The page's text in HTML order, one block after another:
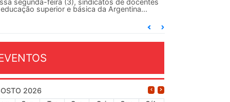
SN conclama suas seções sindicais e o